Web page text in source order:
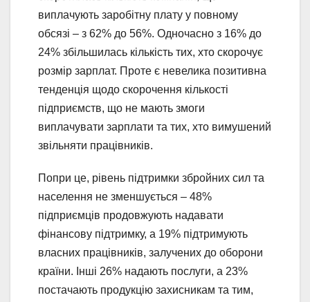
виплачують заробітну плату у повному
обсязі – з 62% до 56%. Одночасно з 16% до
24% збільшилась кількість тих, хто скорочує
розмір зарплат. Проте є невелика позитивна
тенденція щодо скорочення кількості
підприємств, що не мають змоги
виплачувати зарплати та тих, хто вимушений
звільняти працівників.
Попри це, рівень підтримки збройних сил та
населення не зменшується – 48%
підприємців продовжують надавати
фінансову підтримку, а 19% підтримують
власних працівників, залучених до оборони
країни. Інші 26% надають послуги, а 23%
постачають продукцію захисникам та тим,